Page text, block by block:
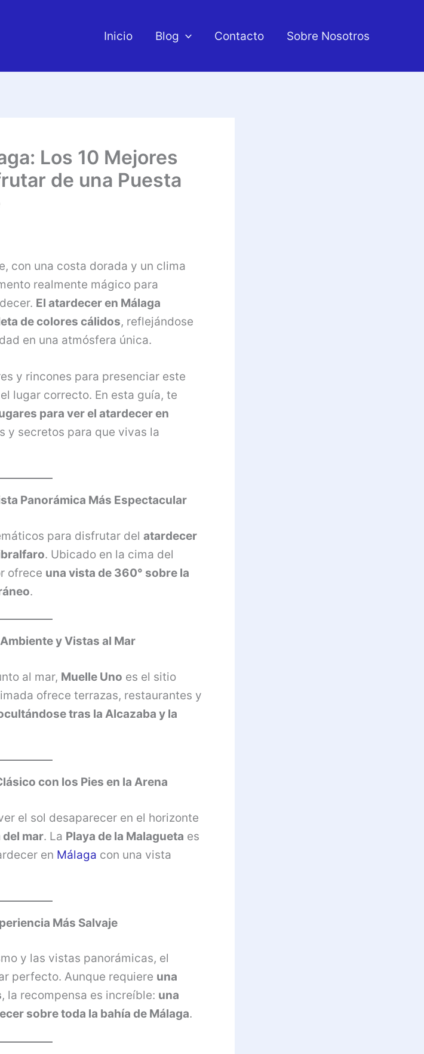
Inicio Blog Contacto Sobre Nosotros
Los 10 Mejores
de una Puesta
con una costa dorada y un clima
realmente mágico para
El atardecer en Málaga
de colores cálidos, reflejándose
en una atmósfera única.
y rincones para presenciar este
lugar correcto. En esta guía, te
para ver el atardecer en
y secretos para que vivas la
Panorámica Más Espectacular
para disfrutar del atardecer
. Ubicado en la cima del
ofrece una vista de 360° sobre la
.
y Vistas al Mar
al mar, Muelle Uno es el sitio
ofrece terrazas, restaurantes y
tras la Alcazaba y la
con los Pies en la Arena
el sol desaparecer en el horizonte
mar. La Playa de la Malagueta es
en Málaga con una vista
Más Salvaje
y las vistas panorámicas, el
perfecto. Aunque requiere una
, la recompensa es increíble: una
sobre toda la bahía de Málaga.